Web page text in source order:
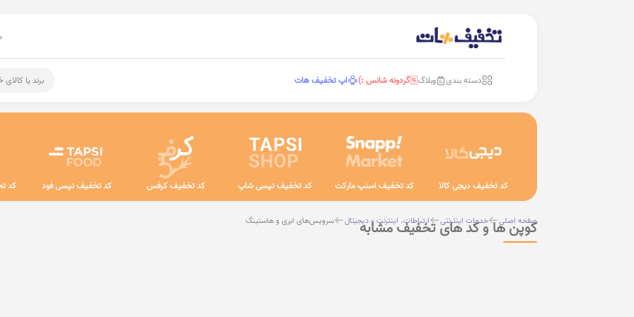
دسته بندی وبلاگ گردونه شانس :) اپ تخفیف هات برند یا
کد تخفیف دیجی کالا کد تخفیف اسنپ مارکت کد تخفیف تپسی شاپ کد تخفیف کرفس کد تخفیف تپسی فود کد
صفحه اصلی خدمات اینترنتی ارتباطات، اینترنت و دیجیتال سرویس‌های ابری و هاستینگ کوپن ها و کد های تخفیف مشابه